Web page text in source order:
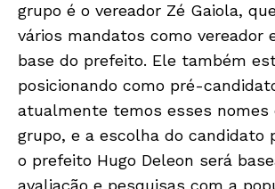
grupo é o vereador Zé Gaiola,
vários mandatos como vereador
base do prefeito. Ele também
posicionando como pré-
atualmente temos esses nomes
grupo, e a escolha do candidato
o prefeito Hugo Deleon será